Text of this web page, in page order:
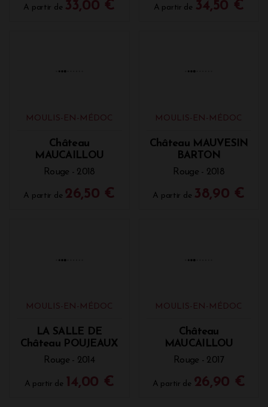
GRAND POUJEAUX
Rouge - 2018
MOULIS-EN-MÉDOC MOULIS-EN-MÉDOC